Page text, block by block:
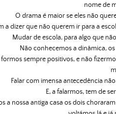
nome de
O drama é maior se eles não
a dizer que não querem ir para a
Mudar de escola, para algo que
Não conhecemos a dinâmica,
sempre positivos, e não
Falar com imensa antecedência
E, a falarmos, tem de
a nossa antiga casa os dois